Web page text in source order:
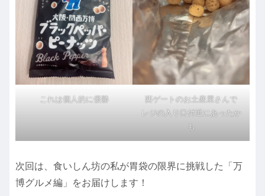
これは個人的に優勝
西ゲートのお土産屋さんで
レジの入り口付近にあったか
も
次回は、食いしん坊の私が胃袋の限界に挑戦した「万
博グルメ編」をお届けします！